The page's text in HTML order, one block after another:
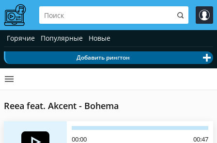
Горячие Популярные Новые
Добавить рингтон
Reea feat. Akcent - Bohema
00:00 00:47